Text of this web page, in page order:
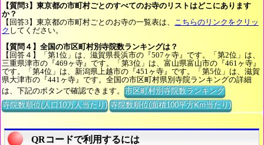
【質問3】東京都の市町村ごとのすべてのお寺のリストはどこにあります
か？
【回答3】東京都の市町村ごとのお寺の一覧表は、
こちらのリンクをクリッ
ク してください。
【質問４】全国の市区町村別寺院数ランキングは？
【回答４】「第1位」は、滋賀県長浜市の『507ヶ寺』です。「第2位」は、
三重県津市の『469ヶ寺』です。「第3位」は、富山県富山市の『461ヶ寺』
です。「第4位」は、新潟県上越市の『451ヶ寺』です。「第5位」は、滋賀
県大津市の『441ヶ寺』です。全国の市区町村県別寺院ランキングの詳細
は、下記のボタンで確認できます。市区町村別寺院数ランキング
寺院数順位(人口10万人当たり) 寺院数順位(面積100平方Km当たり)
QRコードで利用するには